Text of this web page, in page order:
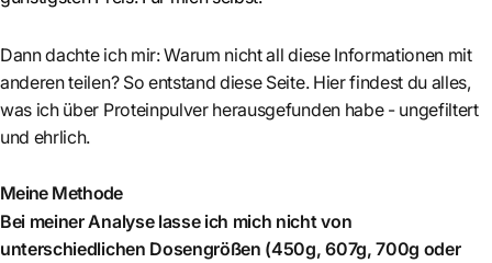
Dann dachte ich mir: Warum nicht all diese Informationen mit
anderen teilen? So entstand diese Seite. Hier findest du alles,
was ich über Proteinpulver herausgefunden habe - ungefiltert
und ehrlich.
Meine Methode
Bei meiner Analyse lasse ich mich nicht von
unterschiedlichen Dosengrößen (450g, 607g, 700g oder